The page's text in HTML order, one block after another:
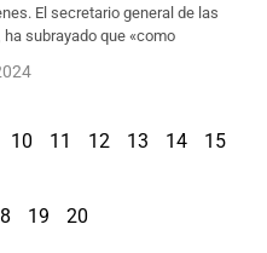
El secretario general de las
subrayado que «como
10 11 12 13 14 15
19 20